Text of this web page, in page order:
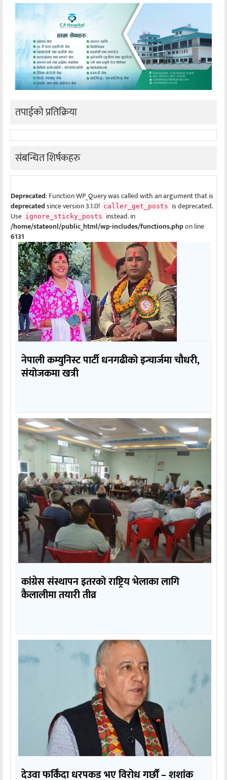
तपाईको प्रतिक्रिया
संबन्धित शिर्षकहरु
Deprecated: Function WP_Query was called with an argument that is
deprecatedsince version 3.1.0! caller_get_posts is deprecated.
Use ignore_sticky_posts instead. in
/home/stateonl/public_html/wp-includes/functions.phpon line
6131
नेपाली कम्युनिस्ट पार्टी धनगढीको इन्चार्जमा चौधरी,
संयोजकमा खत्री
कांग्रेस संस्थापन इतरको राष्ट्रिय भेलाका लागि
कैलालीमा तयारी तीव्र
देउवा फर्किँदा धरपकड भए विरोध गर्छौँं – शशांक